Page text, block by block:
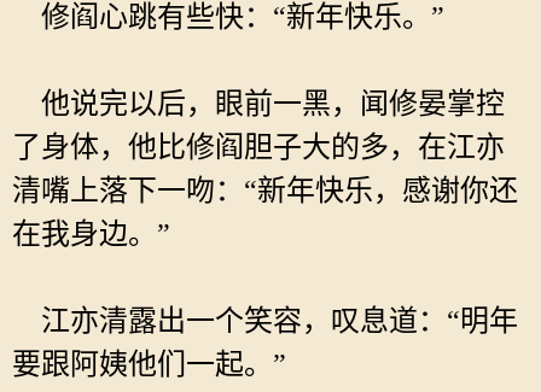
修阎心跳有些快：“新年快乐。”
他说完以后，眼前一黑，闻修晏掌控
了身体，他比修阎胆子大的多，在江亦
清嘴上落下一吻：“新年快乐，感谢你还
在我身边。”
江亦清露出一个笑容，叹息道：“明年
要跟阿姨他们一起。”